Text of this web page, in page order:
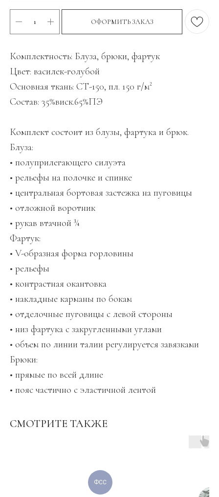
ОФОРМИТЬ ЗАКАЗ
Комплектность: Блуза, брюки, фартук
Цвет: василек-голубой
Основная ткань: СТ-150, пл. 150 г/м²
Состав: 35%виск.65%ПЭ
Комплект состоит из блузы, фартука и брюк.
Блуза:
• полуприлегающего силуэта
• рельефы на полочке и спинке
• центральная бортовая застежка на пуговицы
• отложной воротник
• рукав втачной ¾
Фартук:
• V-образная форма горловины
• рельефы
• контрастная окантовка
• накладные карманы по бокам
• отделочные пуговицы с левой стороны
• низ фартука с закругленными углами
• объем по линии талии регулируется завязками
Брюки:
• прямые по всей длине
• пояс частично с эластичной лентой
СМОТРИТЕ ТАКЖЕ
ФСС